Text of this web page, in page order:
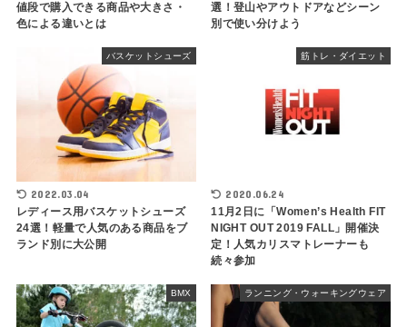
値段で購入できる商品や大きさ・
色による違いとは
選！登山やアウトドアなどシーン
別で使い分けよう
バスケットシューズ
2022.03.04
レディース用バスケットシューズ
24選！軽量で人気のある商品をブ
ランド別に大公開
筋トレ・ダイエット
2020.06.24
11月2日に「Women’s Health FIT
NIGHT OUT 2019 FALL」開催決
定！人気カリスマトレーナーも
続々参加
BMX ランニング・ウォーキングウェア